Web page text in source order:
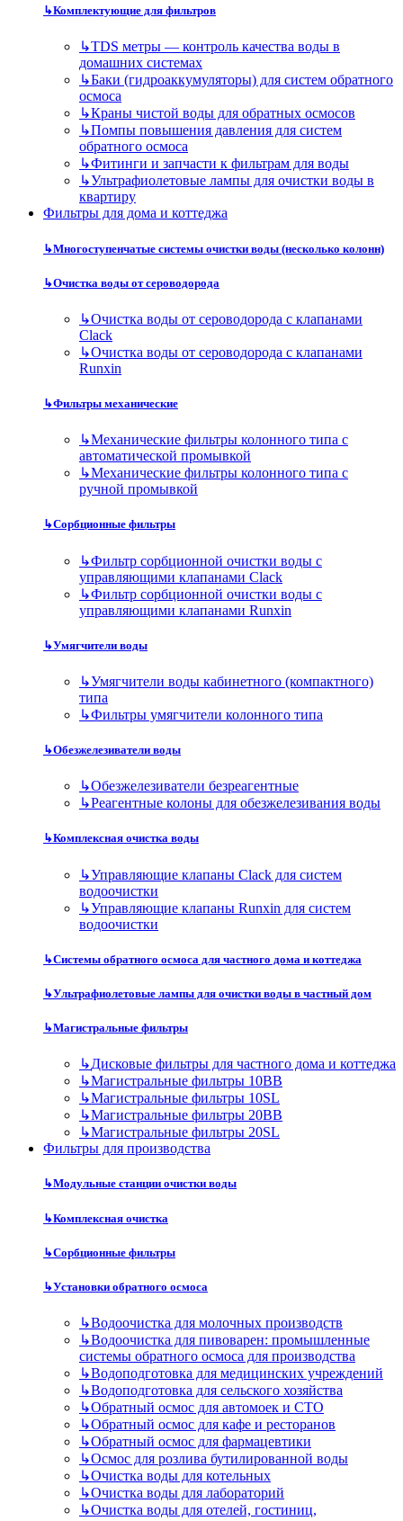
↳Комплектующие для фильтров
↳TDS метры — контроль качества воды в
домашних системах
↳Баки (гидроаккумуляторы) для систем обратного
осмоса
↳Краны чистой воды для обратных осмосов
↳Помпы повышения давления для систем
обратного осмоса
↳Фитинги и запчасти к фильтрам для воды
↳Ультрафиолетовые лампы для очистки воды в
квартиру
Фильтры для дома и коттеджа
↳Многоступенчатые системы очистки воды (несколько колонн)
↳Очистка воды от сероводорода
↳Очистка воды от сероводорода с клапанами
Clack
↳Очистка воды от сероводорода с клапанами
Runxin
↳Фильтры механические
↳Механические фильтры колонного типа с
автоматической промывкой
↳Механические фильтры колонного типа с
ручной промывкой
↳Сорбционные фильтры
↳Фильтр сорбционной очистки воды с
управляющими клапанами Clack
↳Фильтр сорбционной очистки воды с
управляющими клапанами Runxin
↳Умягчители воды
↳Умягчители воды кабинетного (компактного)
типа
↳Фильтры умягчители колонного типа
↳Обезжелезиватели воды
↳Обезжелезиватели безреагентные
↳Реагентные колоны для обезжелезивания воды
↳Комплексная очистка воды
↳Управляющие клапаны Clack для систем
водоочистки
↳Управляющие клапаны Runxin для систем
водоочистки
↳Системы обратного осмоса для частного дома и коттеджа
↳Ультрафиолетовые лампы для очистки воды в частный дом
↳Магистральные фильтры
↳Дисковые фильтры для частного дома и коттеджа
↳Магистральные фильтры 10BB
↳Магистральные фильтры 10SL
↳Магистральные фильтры 20BB
↳Магистральные фильтры 20SL
Фильтры для производства
↳Модульные станции очистки воды
↳Комплексная очистка
↳Сорбционные фильтры
↳Установки обратного осмоса
↳Водоочистка для молочных производств
↳Водоочистка для пивоварен: промышленные
системы обратного осмоса для производства
↳Водоподготовка для медицинских учреждений
↳Водоподготовка для сельского хозяйства
↳Обратный осмос для автомоек и СТО
↳Обратный осмос для кафе и ресторанов
↳Обратный осмос для фармацевтики
↳Осмос для розлива бутилированной воды
↳Очистка воды для котельных
↳Очистка воды для лабораторий
↳Очистка воды для отелей, гостиниц,